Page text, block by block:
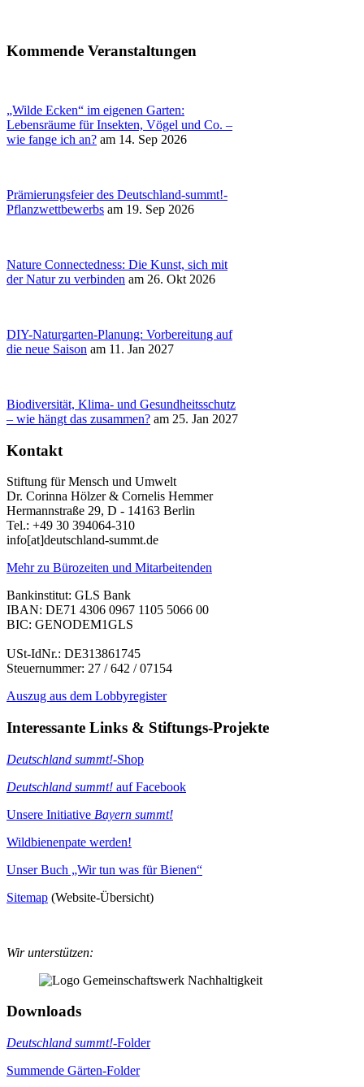
Kommende Veranstaltungen
„Wilde Ecken“ im eigenen Garten:
Lebensräume für Insekten, Vögel und Co. –
wie fange ich an? am 14. Sep 2026
Prämierungsfeier des Deutschland-summt!-
Pflanzwettbewerbs am 19. Sep 2026
Nature Connectedness: Die Kunst, sich mit
der Natur zu verbinden am 26. Okt 2026
DIY-Naturgarten-Planung: Vorbereitung auf
die neue Saison am 11. Jan 2027
Biodiversität, Klima- und Gesundheitsschutz
– wie hängt das zusammen? am 25. Jan 2027
Kontakt
Stiftung für Mensch und Umwelt
Dr. Corinna Hölzer & Cornelis Hemmer
Hermannstraße 29, D - 14163 Berlin
Tel.: +49 30 394064-310
info[at]deutschland-summt.de
Mehr zu Bürozeiten und Mitarbeitenden
Bankinstitut: GLS Bank
IBAN: DE71 4306 0967 1105 5066 00
BIC: GENODEM1GLS
USt-IdNr.: DE313861745
Steuernummer: 27 / 642 / 07154
Auszug aus dem Lobbyregister
Interessante Links & Stiftungs-Projekte
Deutschland summt!-Shop
Deutschland summt! auf Facebook
Unsere Initiative Bayern summt!
Wildbienenpate werden!
Unser Buch „Wir tun was für Bienen“
Sitemap (Website-Übersicht)
Wir unterstützen:
Downloads
Deutschland summt!-Folder
Summende Gärten-Folder